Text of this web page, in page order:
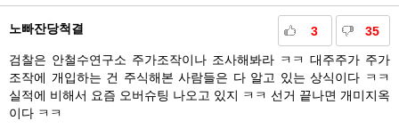
3 35
노빠잔당척결
검찰은 안철수연구소 주가조작이나 조사해봐라 ㅋㅋ 대주주가 주가
조작에 개입하는 건 주식해본 사람들은 다 알고 있는 상식이다 ㅋㅋ
실적에 비해서 요즘 오버슈팅 나오고 있지 ㅋㅋ 선거 끝나면 개미지옥
이다 ㅋㅋ